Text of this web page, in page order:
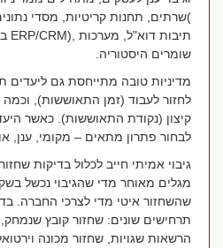
שרתים, תחנות קריטיות, מסדי
תיבות דוא"ל, מערכותERP/CRM),
שומרים היסטוריה.
מדיניות טובה מתייחסת גם ליעדים
לחזור לעבוד (זמן התאוששות), וכמה
קיצון (נקודת התאוששות). כאשר
לבחור פתרון מתאים – מקומי, ענן, או
גיבוי אמיתי חייב לכלול בדיקות
מגלים מאוחר מדי שהגיבוי נכשל
שהשחזור איטי מדי לצרכי החברה.
תרחישים שונים: שחזור קובץ שנמחק,
הרשאות שגויות, שחזור מכונה